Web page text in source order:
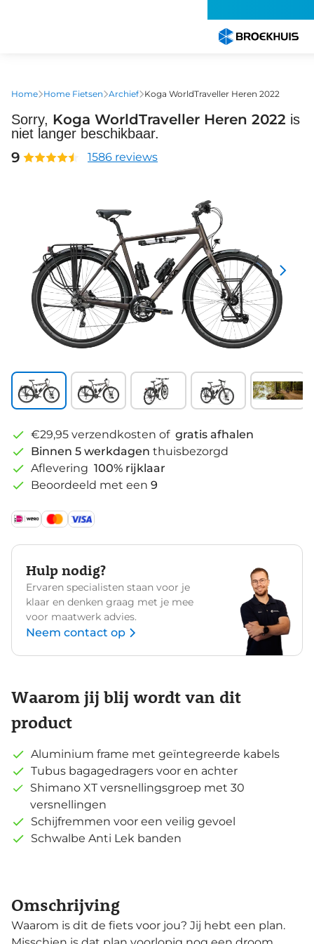
gaan
Home Home Fietsen Archief Koga WorldTraveller Heren 2022
Sorry, Koga WorldTraveller Heren 2022 is
niet langer beschikbaar.
9 1586 reviews
€29,95 verzendkosten of gratis afhalen
Binnen 5 werkdagen thuisbezorgd
Aflevering 100% rijklaar
Beoordeeld met een 9
Hulp nodig?
Ervaren specialisten staan voor je
klaar en denken graag met je mee
voor maatwerk advies.
Neem contact op
Waarom jij blij wordt van dit
product
Aluminium frame met geïntegreerde kabels
Tubus bagagedragers voor en achter
Shimano XT versnellingsgroep met 30
versnellingen
Schijfremmen voor een veilig gevoel
Schwalbe Anti Lek banden
Omschrijving
Waarom is dit de fiets voor jou? Jij hebt een plan.